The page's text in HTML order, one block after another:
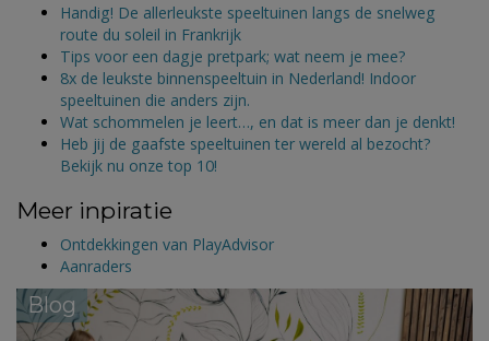
Handig! De allerleukste speeltuinen langs de snelweg
route du soleil in Frankrijk
Tips voor een dagje pretpark; wat neem je mee?
8x de leukste binnenspeeltuin in Nederland! Indoor
speeltuinen die anders zijn.
Wat schommelen je leert…, en dat is meer dan je denkt!
Heb jij de gaafste speeltuinen ter wereld al bezocht?
Bekijk nu onze top 10!
Meer inpiratie
Ontdekkingen van PlayAdvisor
Aanraders
Blog